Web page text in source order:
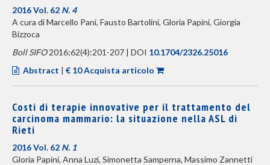
2016 Vol. 62 N. 4
A cura di Marcello Pani, Fausto Bartolini, Gloria Papini, Giorgia
Bizzoca
Boll SIFO2016;62(4):201-207 | DOI 10.1704/2326.25016
Abstract | € 10 Acquista articolo
Costi di terapie innovative per il trattamento del
carcinoma mammario: la situazione nella ASL di
Rieti
2016 Vol. 62 N. 1
Gloria Papini, Anna Luzi, Simonetta Samperna, Massimo Zannetti